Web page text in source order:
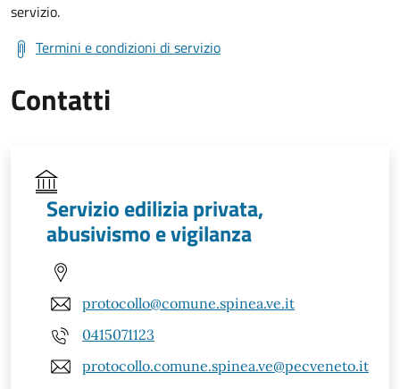
servizio.
Termini e condizioni di servizio
Contatti
Servizio edilizia privata,
abusivismo e vigilanza
protocollo@comune.spinea.ve.it
0415071123
protocollo.comune.spinea.ve@pecveneto.it